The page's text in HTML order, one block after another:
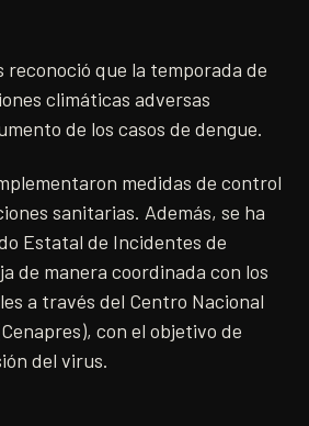
reconoció que la temporada de
climáticas adversas
de los casos de dengue.
medidas de control
sanitarias. Además, se ha
Estatal de Incidentes de
de manera coordinada con los
a través del Centro Nacional
con el objetivo de
del virus.